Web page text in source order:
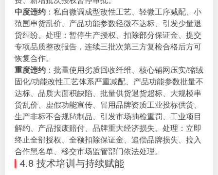
中度违约 ：私自微调成型改性工艺、轻微工序减配、小
范围串货乱价、产品功能参数轻微不达标、引发少量退
货纠纷。处理：暂停生产授权、扣除部分保证金、提交
专项品质整改报告，连续三批次第三方复检合格后方可
恢复合作。
重度违约 ：批量使用劣质回收纤维、核心铺网压实/缩绒
固化/功能改性工艺体系严重减配、产品功能参数批量不
达标、品质大面积缺陷、批量供货退货超标、大规模串
货乱价、虚假功能宣传、冒用品牌资质工业投标供货、
生产非标不合规毡制品、引发市场抽检重罚、工业项目
解约、产品报废赔付、品牌重大经济损失。处理：立即
终止全部授权、全额扣除保证金、追偿品牌损失、拉入
合作黑名单、移交市场监管部门依法处理。
4.8 技术培训与持续赋能